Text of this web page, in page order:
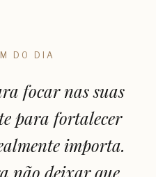
DO DIA
focar nas suas
para fortalecer
importa.
não deixar que